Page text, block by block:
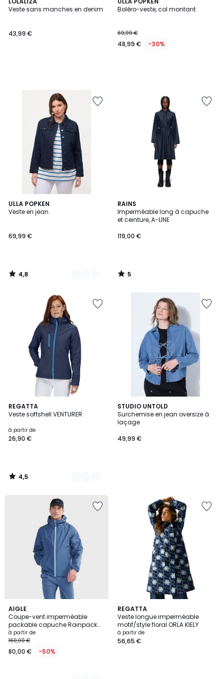
Veste sans manches en denim
43,99 €
Boléro-veste, col montant
69,99 €
48,99 € -30%
ULLA POPKEN
Veste en jean
69,99 €
4,8
/ 5
2
Couleurs
4,8
/
RAINS
Imperméable long à capuche
et ceinture, A-LINE
119,00 €
5
/
5
5
/
REGATTA
Veste softshell VENTURER
à partir de
26,90 €
4,5
/ 5
6
Couleurs
4,5
/
STUDIO UNTOLD
Surchemise en jean oversize à
laçage
49,99 €
AIGLE
Coupe-vent imperméable
packable capuche Rainpack
70 MTD UV-C
à partir de
160,00 €
80,00 € -50%
3
Couleurs
REGATTA
Veste longue imperméable
motif/style floral ORLA KIELY
à partir de
56,65 €